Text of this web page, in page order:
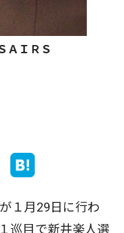
ＡＩＲＳ
１月29日に行わ
巡目で新井楽人選